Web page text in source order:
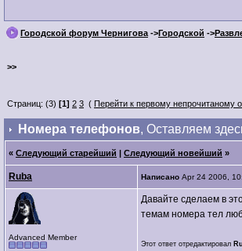
Городской форум Чернигова ->Городской ->
>>
Страниц: (3) [1] 2 3 ( Перейти к первому непрочитаному
Номера телефонов, Оставляем
« Следующий старейший | Следующий новейший »
Ruba Написано Apr 24 2006,
Advanced Member
Давайте сделаем в
темам номера тел
Этот ответ отредактировал